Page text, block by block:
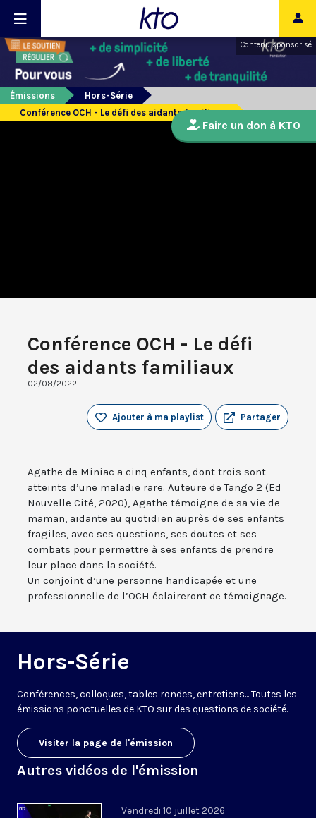
Contenu sponsorisé
Émissions
Hors-Série
Conférence OCH - Le défi des aidants familiaux
Conférence OCH - Le défi
des aidants familiaux
02/08/2022
Partager
Ajouter à ma playlist
Agathe de Miniac a cinq enfants, dont trois sont
atteints d’une maladie rare. Auteure de Tango 2 (Ed
Nouvelle Cité, 2020), Agathe témoigne de sa vie de
maman, aidante au quotidien auprès de ses enfants
fragiles, avec ses questions, ses doutes et ses
combats pour permettre à ses enfants de prendre
leur place dans la société.
Un conjoint d’une personne handicapée et une
professionnelle de l’OCH éclaireront ce témoignage.
Hors-Série
Conférences, colloques, tables rondes, entretiens... Toutes les
émissions ponctuelles de KTO sur des questions de société.
Visiter la page de l'émission
Autres vidéos de l'émission
Vendredi 10 juillet 2026
Faire un don à KTO